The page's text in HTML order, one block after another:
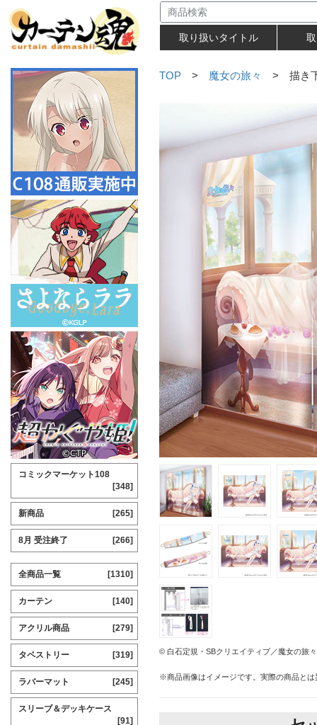
取り扱いタイトル
TOP > 魔女の旅々 > 描き下
© 白石定規・SBクリエイティブ／魔女の旅
※商品画像はイメージです。実際の商品と
コミックマーケット108
[348]
新商品 [265]
8月 受注終了 [266]
全商品一覧 [1310]
カーテン [140]
アクリル商品 [279]
タペストリー [319]
ラバーマット [245]
スリーブ＆デッキケース
[91]